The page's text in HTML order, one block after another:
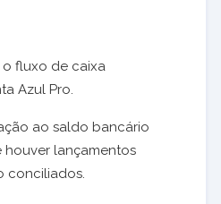
fluxo de caixa
Azul Pro.
ao saldo bancário
lançamentos
conciliados.